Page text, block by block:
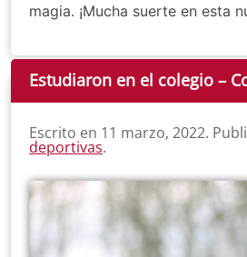
magia. ¡Mucha suerte en esta
Estudiaron en el colegio –
Escrito en 11 marzo, 2022.
deportivas.